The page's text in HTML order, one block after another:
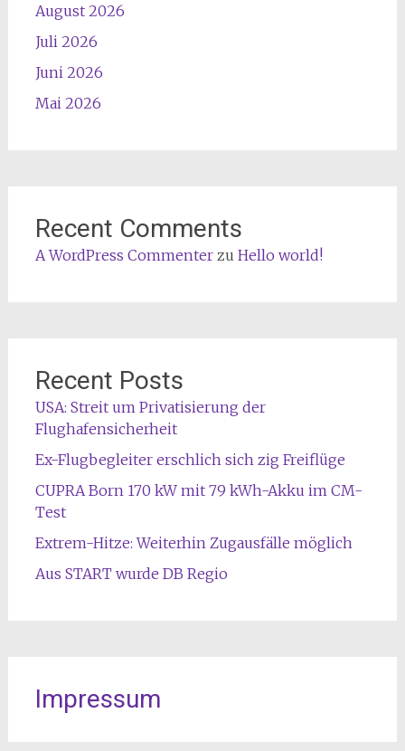
August 2026
Juli 2026
Juni 2026
Mai 2026
Recent Comments
A WordPress Commenterzu Hello world!
Recent Posts
USA: Streit um Privatisierung der
Flughafensicherheit
Ex-Flugbegleiter erschlich sich zig Freiflüge
CUPRA Born 170 kW mit 79 kWh-Akku im CM-
Test
Extrem-Hitze: Weiterhin Zugausfälle möglich
Aus START wurde DB Regio
Impressum